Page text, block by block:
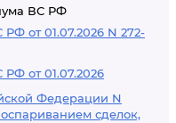
ВС РФ
от 01.07.2026 N 272-
от 01.07.2026
Федерации N
сделок,